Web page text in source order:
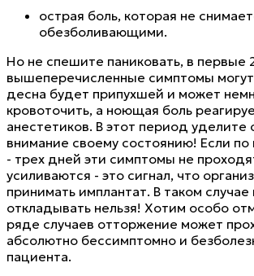
острая боль, которая не
обезболивающими.
Но не спешите паниковать, в первые
вышеперечисленные симптомы
десна будет припухшей и может
кровоточить, а ноющая боль
анестетиков. В этот период уделите
внимание своему состоянию! Если по
- трех дней эти симптомы не
усиливаются - это сигнал, что
принимать имплантат. В таком случае
откладывать нельзя! Хотим особо
ряде случаев отторжение может
абсолютно бессимптомно и
пациента.